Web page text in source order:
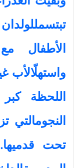
الأطفال
واستهلّالأب
اللحظة
النجومالتي
تحت